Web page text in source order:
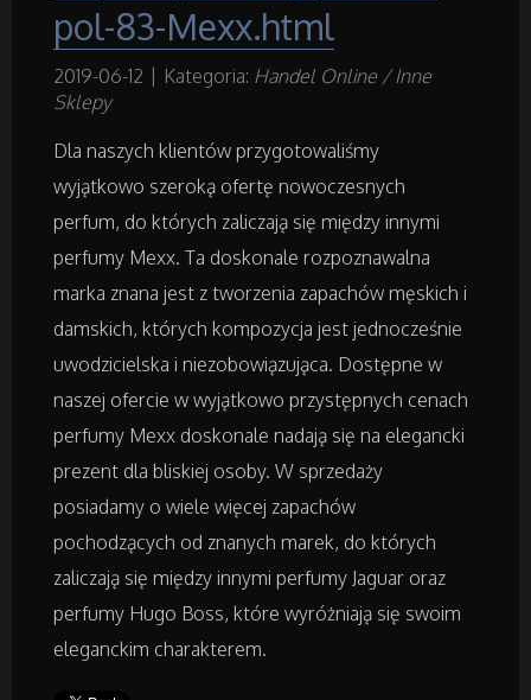
Materiały Budowlane
Drzwi i Okna
Nieruchomości, Działki
Domy, Mieszkania
Badania
Placówki Edukacyjne
Kursy i Szkolenia
Tłumaczenia
Książki, Czasopisma
pol-83-Mexx.html
2019-06-12 Kategoria: Handel Online / Inne
Sklepy
Dla naszych klientów przygotowaliśmy
wyjątkowo szeroką ofertę nowoczesnych
perfum, do których zaliczają się między innymi
perfumy Mexx. Ta doskonale rozpoznawalna
marka znana jest z tworzenia zapachów męskich i
damskich, których kompozycja jest jednocześnie
uwodzicielska i niezobowiązująca. Dostępne w
naszej ofercie w wyjątkowo przystępnych cenach
perfumy Mexx doskonale nadają się na elegancki
prezent dla bliskiej osoby. W sprzedaży
posiadamy o wiele więcej zapachów
pochodzących od znanych marek, do których
zaliczają się między innymi perfumy Jaguar oraz
perfumy Hugo Boss, które wyróżniają się swoim
eleganckim charakterem.